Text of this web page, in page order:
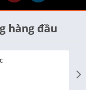
hàng đầu